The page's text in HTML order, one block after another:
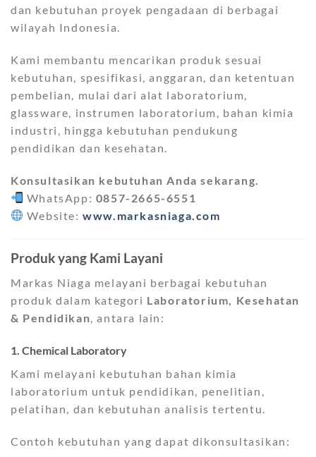
dan kebutuhan proyek pengadaan di berbagai
wilayah Indonesia.
Kami membantu mencarikan produk sesuai
kebutuhan, spesifikasi, anggaran, dan ketentuan
pembelian, mulai dari alat laboratorium,
glassware, instrumen laboratorium, bahan kimia
industri, hingga kebutuhan pendukung
pendidikan dan kesehatan.
Konsultasikan kebutuhan Anda sekarang.
WhatsApp: 0857-2665-6551
Website:www.markasniaga.com
Produk yang Kami Layani
Markas Niaga melayani berbagai kebutuhan
produk dalam kategori Laboratorium, Kesehatan
& Pendidikan, antara lain:
1. Chemical Laboratory
Kami melayani kebutuhan bahan kimia
laboratorium untuk pendidikan, penelitian,
pelatihan, dan kebutuhan analisis tertentu.
Contoh kebutuhan yang dapat dikonsultasikan: